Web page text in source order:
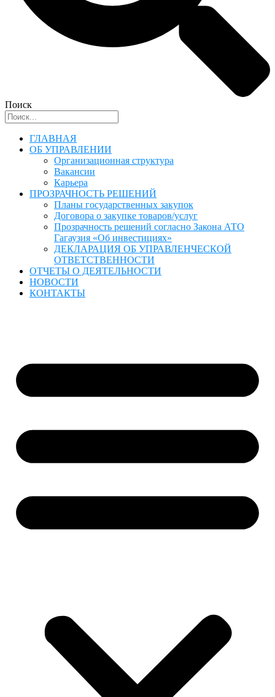
Поиск
ГЛАВНАЯ
ОБ УПРАВЛЕНИИ
Организационная структура
Вакансии
Карьера
ПРОЗРАЧНОСТЬ РЕШЕНИЙ
Планы государственных закупок
Договора о закупке товаров/услуг
Прозрачность решений согласно Закона АТО
Гагаузия «Об инвестициях»
ДЕКЛАРАЦИЯ ОБ УПРАВЛЕНЧЕСКОЙ
ОТВЕТСТВЕННОСТИ
ОТЧЕТЫ О ДЕЯТЕЛЬНОСТИ
НОВОСТИ
КОНТАКТЫ